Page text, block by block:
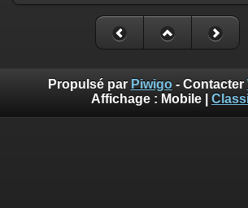
Propulsé par Piwigo- Contacter
Affichage : Mobile